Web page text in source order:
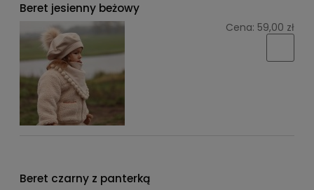
Beret jesienny beżowy
Cena: 59,00 zł
Beret czarny z panterką